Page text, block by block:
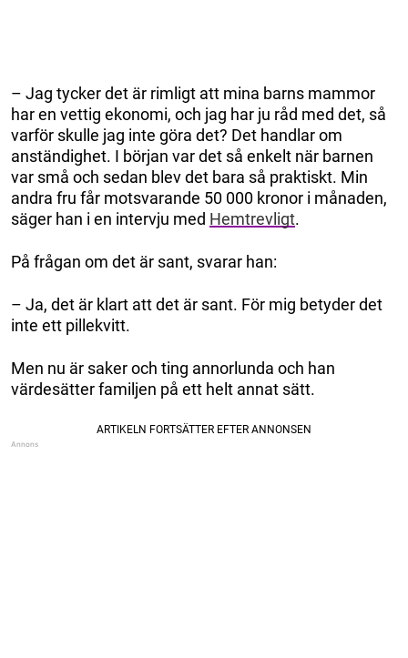
– Jag tycker det är rimligt att mina barns mammor
har en vettig ekonomi, och jag har ju råd med det, så
varför skulle jag inte göra det? Det handlar om
anständighet. I början var det så enkelt när barnen
var små och sedan blev det bara så praktiskt. Min
andra fru får motsvarande 50 000 kronor i månaden,
säger han i en intervju med Hemtrevligt.
På frågan om det är sant, svarar han:
– Ja, det är klart att det är sant. För mig betyder det
inte ett pillekvitt.
Men nu är saker och ting annorlunda och han
värdesätter familjen på ett helt annat sätt.